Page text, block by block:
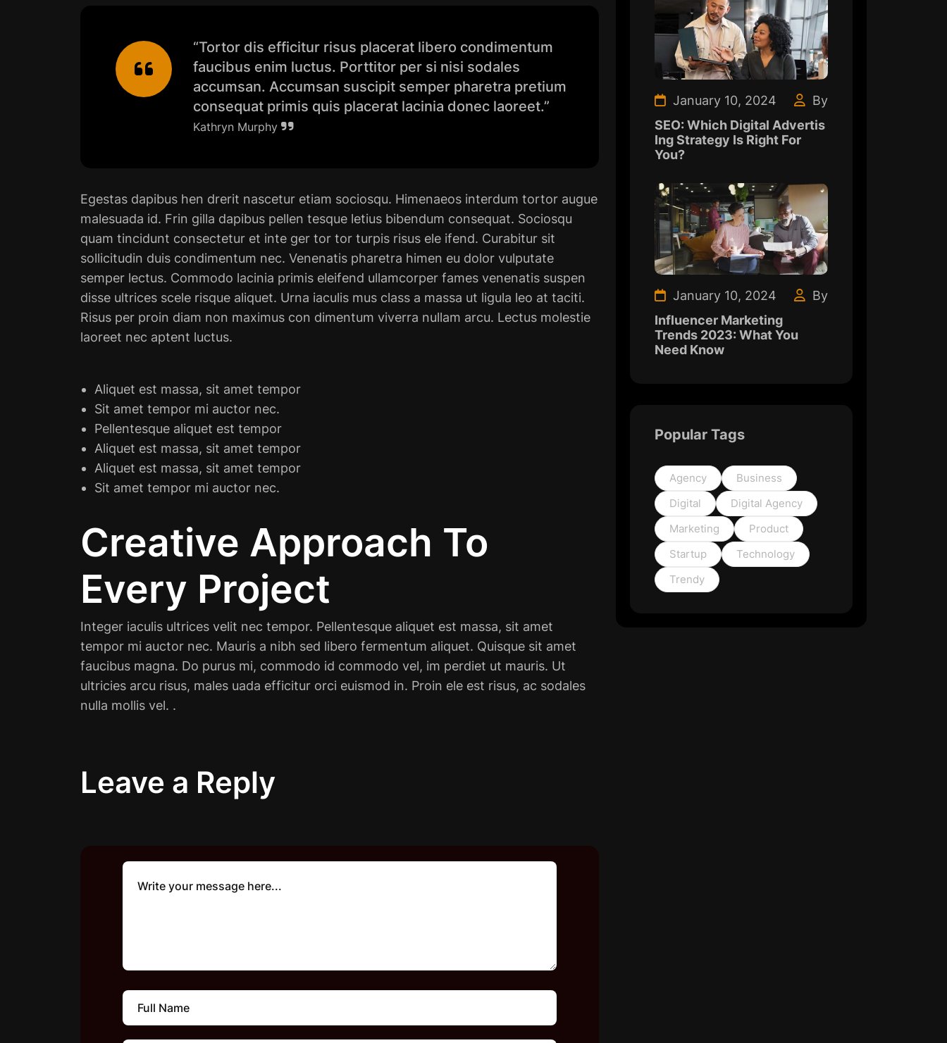
“Tortor dis efficitur risus placerat libero condimentum
faucibus enim luctus. Porttitor per si nisi sodales
accumsan. Accumsan suscipit semper pharetra pretium
consequat primis quis placerat lacinia donec laoreet.”
Kathryn Murphy
Egestas dapibus hen drerit nascetur etiam sociosqu. Himenaeos interdum tortor augue
malesuada id. Frin gilla dapibus pellen tesque letius bibendum consequat. Sociosqu
quam tincidunt consectetur et inte ger tor tor turpis risus ele ifend. Curabitur sit
sollicitudin duis condimentum nec. Venenatis pharetra himen eu dolor vulputate
semper lectus. Commodo lacinia primis eleifend ullamcorper fames venenatis suspen
disse ultrices scele risque aliquet. Urna iaculis mus class a massa ut ligula leo at taciti.
Risus per proin diam non maximus con dimentum viverra nullam arcu. Lectus molestie
laoreet nec aptent luctus.
Aliquet est massa, sit amet tempor
Sit amet tempor mi auctor nec.
Pellentesque aliquet est tempor
Aliquet est massa, sit amet tempor
Aliquet est massa, sit amet tempor
Sit amet tempor mi auctor nec.
Creative Approach To
Every Project
Integer iaculis ultrices velit nec tempor. Pellentesque aliquet est massa, sit amet
tempor mi auctor nec. Mauris a nibh sed libero fermentum aliquet. Quisque sit amet
faucibus magna. Do purus mi, commodo id commodo vel, im perdiet ut mauris. Ut
ultricies arcu risus, males uada efficitur orci euismod in. Proin ele est risus, ac sodales
nulla mollis vel. .
Leave a Reply
January 10, 2024
By
SEO: Which Digital Advertis
Ing Strategy Is Right For
You?
January 10, 2024
By
Influencer Marketing
Trends 2023: What You
Need Know
Popular Tags
Agency
Business
Digital
Digital Agency
Marketing
Product
Startup
Technology
Trendy